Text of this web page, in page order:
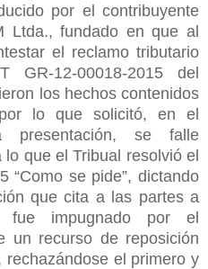
por el contribuyente
Ltda., fundado en que al
el reclamo tributario
GR-12-00018-2015 del
los hechos contenidos
lo que solicitó, en el
se falle
que el Tribual resolvió el
“Como se pide”, dictando
que cita a las partes a
impugnado por el
un recurso de reposición
el primero y